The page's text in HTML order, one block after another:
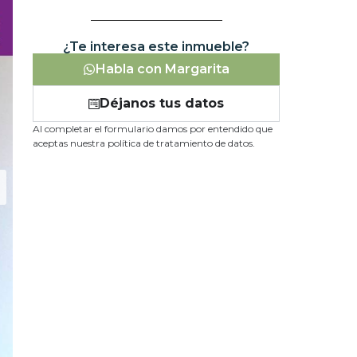
¿Te interesa este inmueble?
Habla con Margarita
Déjanos tus datos
Al completar el formulario damos por entendido que
aceptas nuestra política de tratamiento de datos.